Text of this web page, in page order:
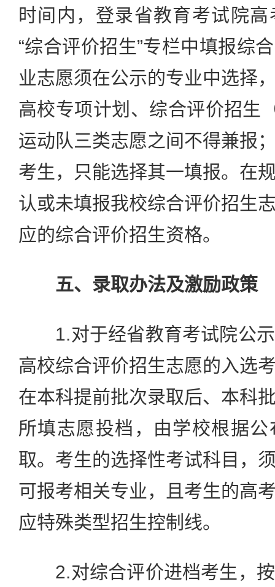
时间内，登录省教育考试院
“综合评价招生”专栏中填报综
业志愿须在公示的专业中选择
高校专项计划、综合评价招生
运动队三类志愿之间不得兼报
考生，只能选择其一填报。在
认或未填报我校综合评价招生
应的综合评价招生资格。
五、录取办法及激励政策
1.对于经省教育考试院公示
高校综合评价招生志愿的入选
在本科提前批次录取后、本科
所填志愿投档，由学校根据
取。考生的选择性考试科目，
可报考相关专业，且考生的高
应特殊类型招生控制线。
2.对综合评价进档考生，按